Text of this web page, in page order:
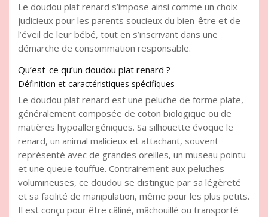
Le doudou plat renard s’impose ainsi comme un choix
judicieux pour les parents soucieux du bien-être et de
l’éveil de leur bébé, tout en s’inscrivant dans une
démarche de consommation responsable.
Qu’est-ce qu’un doudou plat renard ?
Définition et caractéristiques spécifiques
Le doudou plat renard est une peluche de forme plate,
généralement composée de coton biologique ou de
matières hypoallergéniques. Sa silhouette évoque le
renard, un animal malicieux et attachant, souvent
représenté avec de grandes oreilles, un museau pointu
et une queue touffue. Contrairement aux peluches
volumineuses, ce doudou se distingue par sa légèreté
et sa facilité de manipulation, même pour les plus petits.
Il est conçu pour être câliné, mâchouillé ou transporté